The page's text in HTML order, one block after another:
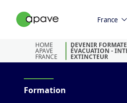
France
HOME
APAVE
FRANCE
DEVENIR
ÉVACUATION -
EXTINCTEUR
Formation